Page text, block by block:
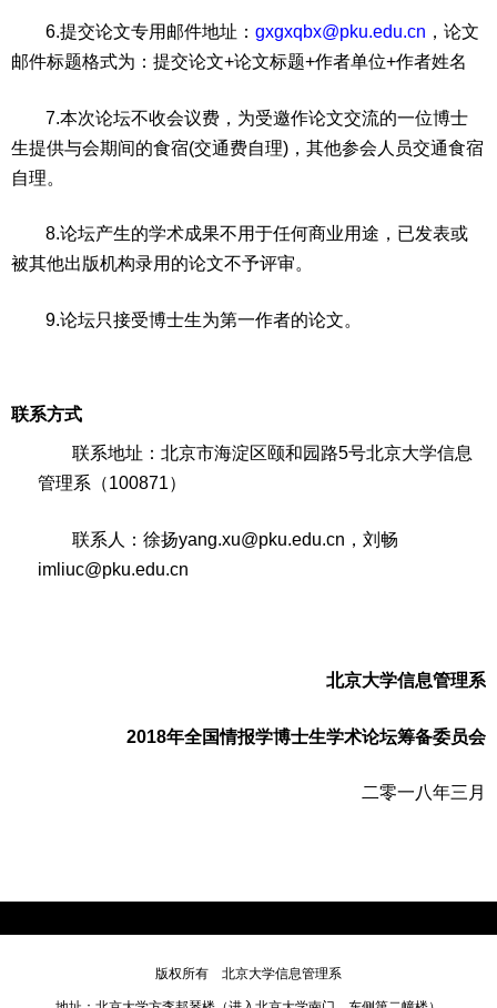
6.提交论文专用邮件地址：gxgxqbx@pku.edu.cn ，论文
邮件标题格式为：提交论文+论文标题+作者单位+作者姓名
7.本次论坛不收会议费，为受邀作论文交流的一位博士
生提供与会期间的食宿(交通费自理)，其他参会人员交通食宿
自理。
8.论坛产生的学术成果不用于任何商业用途，已发表或
被其他出版机构录用的论文不予评审。
9.论坛只接受博士生为第一作者的论文。
联系方式
联系地址：北京市海淀区颐和园路5号北京大学信息
管理系（100871）
联系人：徐扬yang.xu@pku.edu.cn，刘畅
imliuc@pku.edu.cn
北京大学信息管理系
2018年全国情报学博士生学术论坛筹备委员会
二零一八年三月
版权所有 北京大学信息管理系